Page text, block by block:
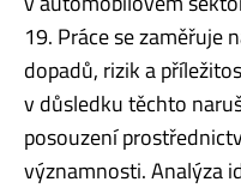
19. Práce se zaměřuje
dopadů, rizik a
v důsledku těchto
posouzení
významnosti. Analýza